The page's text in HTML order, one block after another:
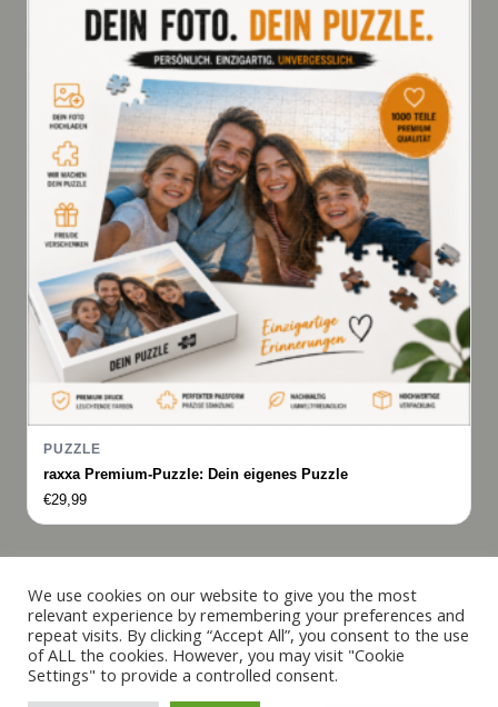
PUZZLE
raxxa Premium-Puzzle: Dein eigenes Puzzle
€29,99
© 2019 - 2026 raxxa
We use cookies on our website to give you the most
relevant experience by remembering your preferences and
repeat visits. By clicking “Accept All”, you consent to the use
of ALL the cookies. However, you may visit "Cookie
Settings" to provide a controlled consent.
Español
Français
Italiano